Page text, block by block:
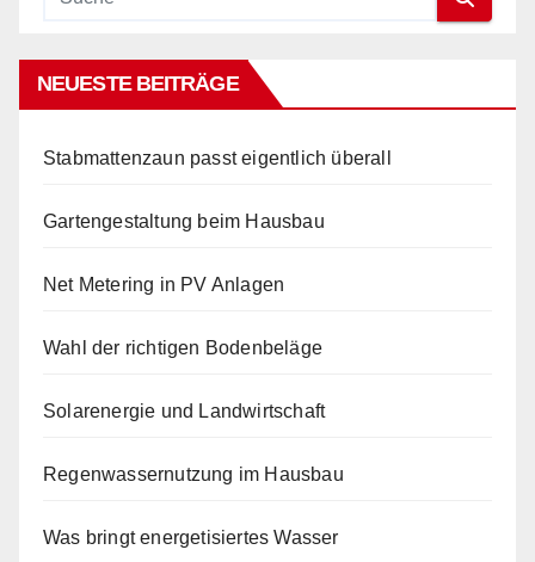
NEUESTE BEITRÄGE
Stabmattenzaun passt eigentlich überall
Gartengestaltung beim Hausbau
Net Metering in PV Anlagen
Wahl der richtigen Bodenbeläge
Solarenergie und Landwirtschaft
Regenwassernutzung im Hausbau
Was bringt energetisiertes Wasser